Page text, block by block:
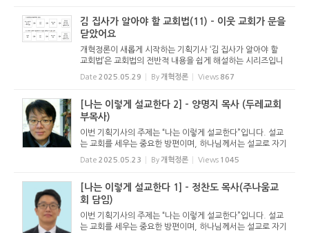
김 집사가 알아야 할 교회법(11) - 이웃 교회가 문을
닫았어요
개혁정론이 새롭게 시작하는 기획기사 ‘김 집사가 알아야 할
교회법’은 교회법의 전반적 내용을 쉽게 해설하는 시리즈입니
다. 기독교보와 함께 진행하는 시리즈로서 여기에 싣는 것은
기독교보의 허락을 받았습니다. 글 내용은 기독교보에 실린
Date 2025.05.29 By 개혁정론 Views 867
[나는 이렇게 설교한다 2] - 양명지 목사 (두레교회
부목사)
이번 기획기사의 주제는 “나는 이렇게 설교한다”입니다. 설교
는 교회를 세우는 중요한 방편이며, 하나님께서는 설교로 자기
백성을 찾아오십니다. 하나님께서는 그 영광스러운 직무를 목
사에게 맡기셨습니다. 그래서 설교는 목사의 영광입니다. ...
Date 2025.05.23 By 개혁정론 Views 1045
[나는 이렇게 설교한다 1] - 정찬도 목사(주나움교
회 담임)
이번 기획기사의 주제는 “나는 이렇게 설교한다”입니다. 설교
는 교회를 세우는 중요한 방편이며, 하나님께서는 설교로 자기